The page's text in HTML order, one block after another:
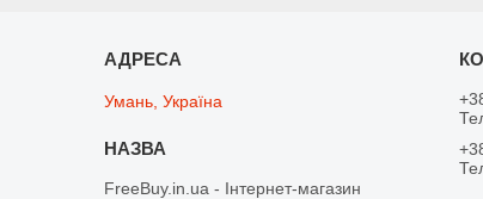
Умань, Україна
FreeBuy.in.ua - Інтернет-магазин